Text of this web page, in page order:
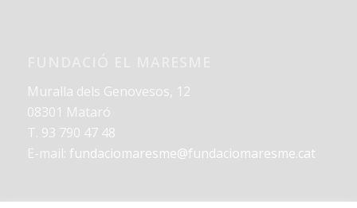
Muralla dels Genovesos, 12
08301 Mataró
T. 93 790 47 48
E-mail: fundaciomaresme@fundaciomaresme.cat